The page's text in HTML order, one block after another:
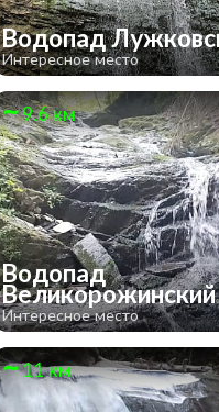
Водопад
Интересное место
9.6 км
Водопад
Интересное место
11 км